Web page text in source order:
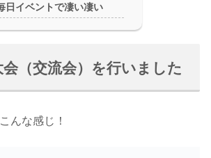
日イベントで凄い凄い
（交流会）を行いました
んな感じ！